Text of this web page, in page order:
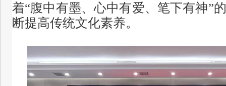
着“腹中有墨、心中有爱、笔下有神”
断提高传统文化素养。